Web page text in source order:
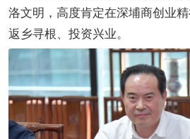
洛文明，高度肯定在深埔商创业
返乡寻根、投资兴业。